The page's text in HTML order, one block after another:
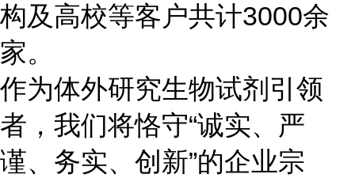
构及高校等客户共计3000余
家。
作为体外研究生物试剂引领
者，我们将恪守“诚实、严
谨、务实、创新”的企业宗